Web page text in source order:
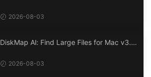
2026-08-03
DiskMap Al: Find Large Files for Mac v3.1
2026-08-03